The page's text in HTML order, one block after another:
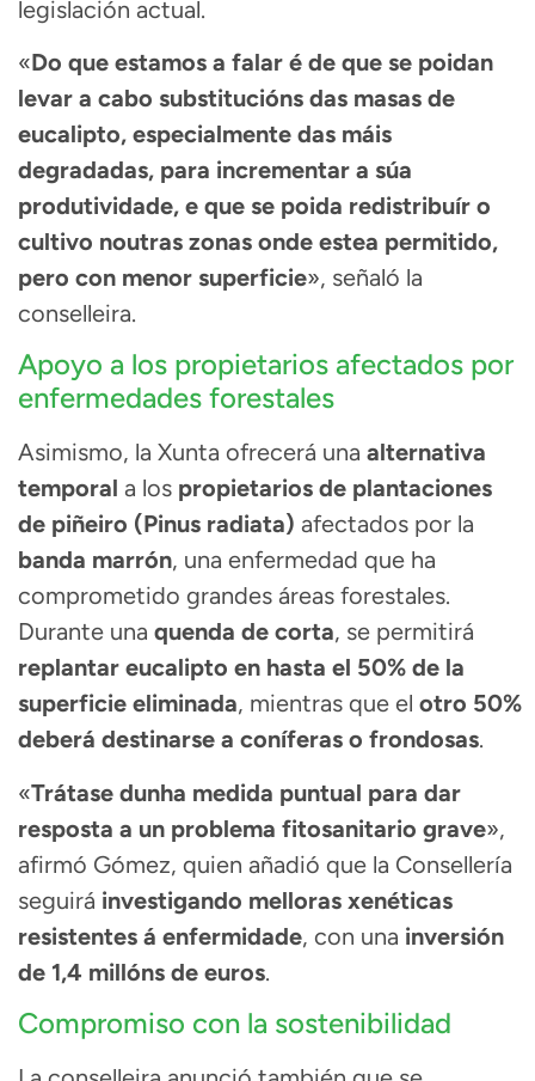
legislación actual.
«Do que estamos a falar é de que se poidan
levar a cabo substitucións das masas de
eucalipto, especialmente das máis
degradadas, para incrementar a súa
produtividade, e que se poida redistribuír o
cultivo noutras zonas onde estea permitido,
pero con menor superficie», señaló la
conselleira.
Apoyo a los propietarios afectados por
enfermedades forestales
Asimismo, la Xunta ofrecerá una alternativa
temporal a los propietarios de plantaciones
de piñeiro (Pinus radiata) afectados por la
banda marrón, una enfermedad que ha
comprometido grandes áreas forestales.
Durante una quenda de corta, se permitirá
replantar eucalipto en hasta el 50% de la
superficie eliminada, mientras que el otro 50%
deberá destinarse a coníferas o frondosas.
«Trátase dunha medida puntual para dar
resposta a un problema fitosanitario grave»,
afirmó Gómez, quien añadió que la Consellería
seguirá investigando melloras xenéticas
resistentes á enfermidade, con una inversión
de 1,4 millóns de euros.
Compromiso con la sostenibilidad